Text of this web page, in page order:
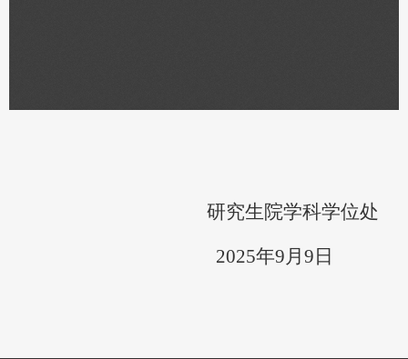
研究生院学科学位处
2025年9月 9 日